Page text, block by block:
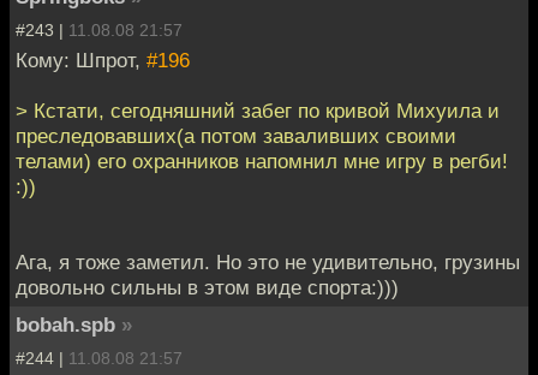
#243 | 11.08.08 21:57
Кому: Шпрот, #196
> Кстати, сегодняшний забег по кривой Михуила и
преследовавших(а потом заваливших своими
телами) его охранников напомнил мне игру в регби!
:))
Ага, я тоже заметил. Но это не удивительно, грузины
довольно сильны в этом виде спорта:)))
bobah.spb »
#244 | 11.08.08 21:57